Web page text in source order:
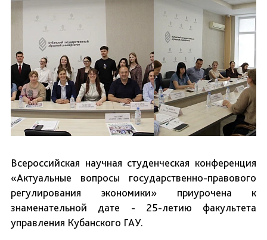
Всероссийская научная студенческая конференция
«Актуальные вопросы государственно-правового
регулирования экономики» приурочена к
знаменательной дате - 25-летию факультета
управления Кубанского ГАУ.